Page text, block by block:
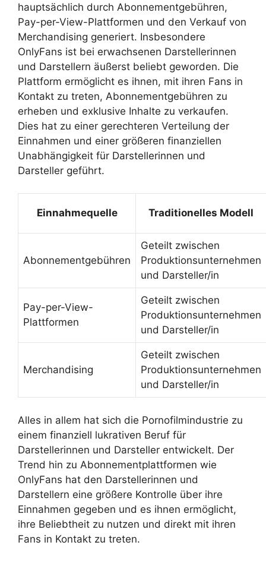
hauptsächlich durch Abonnementgebühren,
Pay-per-View-Plattformen und den Verkauf von
Merchandising generiert. Insbesondere
OnlyFans ist bei erwachsenen Darstellerinnen
und Darstellern äußerst beliebt geworden. Die
Plattform ermöglicht es ihnen, mit ihren Fans in
Kontakt zu treten, Abonnementgebühren zu
erheben und exklusive Inhalte zu verkaufen.
Dies hat zu einer gerechteren Verteilung der
Einnahmen und einer größeren finanziellen
Unabhängigkeit für Darstellerinnen und
Darsteller geführt.
Einnahmequelle Traditionelles Modell
Abonnementgebühren
Geteilt zwischen
Produktionsunternehmen
und Darsteller/in
Pay-per-View-
Plattformen
Geteilt zwischen
Produktionsunternehmen
und Darsteller/in
Merchandising
Geteilt zwischen
Produktionsunternehmen
und Darsteller/in
Alles in allem hat sich die Pornofilmindustrie zu
einem finanziell lukrativen Beruf für
Darstellerinnen und Darsteller entwickelt. Der
Trend hin zu Abonnementplattformen wie
OnlyFans hat den Darstellerinnen und
Darstellern eine größere Kontrolle über ihre
Einnahmen gegeben und es ihnen ermöglicht,
ihre Beliebtheit zu nutzen und direkt mit ihren
Fans in Kontakt zu treten.